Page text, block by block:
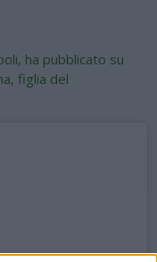
ha pubblicato su
figlia del